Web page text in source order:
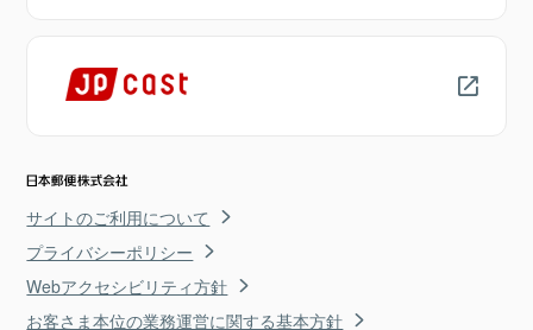
サイトのご利用について
プライバシーポリシー
Webアクセシビリティ方針
お客さま本位の業務運営に関する基本方針